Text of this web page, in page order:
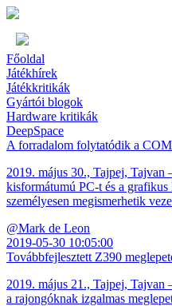
Főoldal
Játékhírek
Játékkritikák
Gyártói blogok
Hardware kritikák
DeepSpace
A forradalom folytatódik a
2019. május 30., Tajpej, Tajvan
kisformátumú PC-t és a
személyesen megismerhetik
@Mark de Leon
2019-05-30 10:05:00
Továbbfejlesztett Z390
2019. május 21., Tajpej, Tajvan
a rajongóknak izgalmas